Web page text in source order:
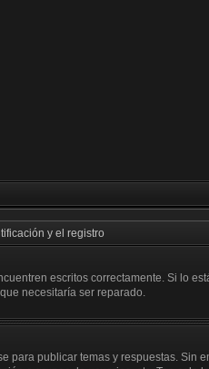
y el registro
escritos correctamente. Si lo
necesitaría ser reparado.
publicar temas y respuestas. Sin